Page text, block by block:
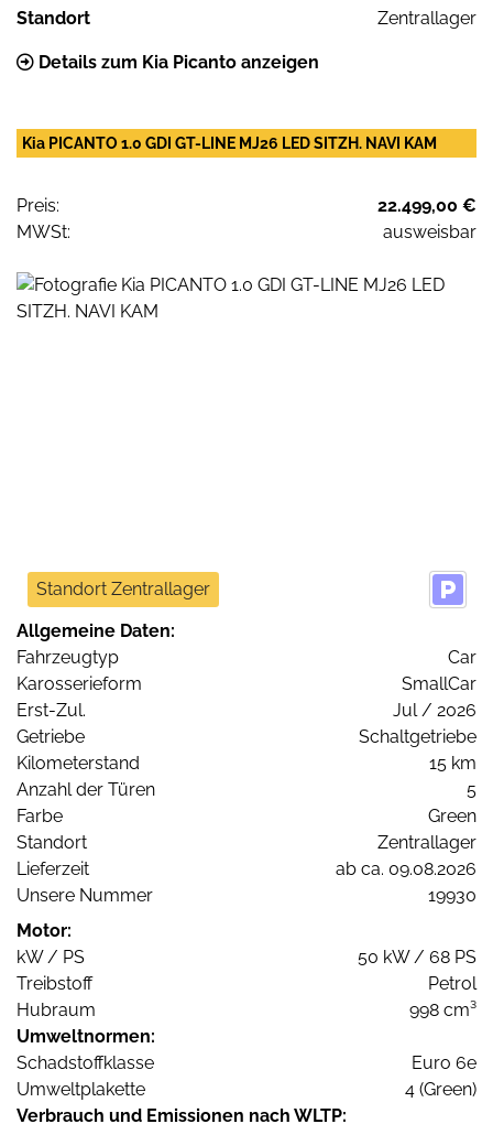
Standort Zentrallager
Details zum Kia Picanto anzeigen
Kia PICANTO 1.0 GDI GT-LINE MJ26 LED SITZH. NAVI KAM
Preis:
22.499,00 €
MWSt:
ausweisbar
Standort Zentrallager
Allgemeine Daten:
Fahrzeugtyp
Car
Karosserieform
SmallCar
Erst-Zul.
Jul / 2026
Getriebe
Schaltgetriebe
Kilometerstand
15 km
Anzahl der Türen
5
Farbe
Green
Standort
Zentrallager
Lieferzeit
ab ca. 09.08.2026
Unsere Nummer
19930
Motor:
kW / PS
50 kW / 68 PS
Treibstoff
Petrol
Hubraum
998 cm³
Umweltnormen:
Schadstoffklasse
Euro 6e
Umweltplakette
4 (Green)
Verbrauch und Emissionen nach WLTP: